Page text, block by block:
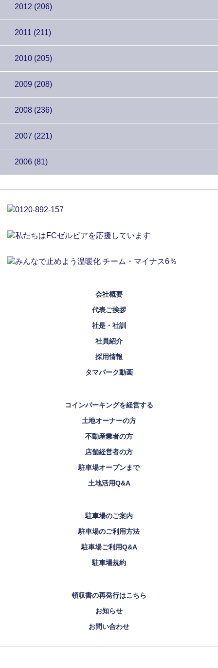
2012 (206)
2011 (211)
2010 (205)
2009 (208)
2008 (236)
2007 (221)
2006 (81)
会社概要
代表ご挨拶
社是・社訓
社員紹介
採用情報
タマパーク動画
コインパーキングを経営する
土地オーナーの方
不動産業者の方
店舗経営者の方
駐車場オープンまで
土地活用Q&A
駐車場のご案内
駐車場のご利用方法
駐車場ご利用Q&A
駐車場規約
領収書の再発行はこちら
お知らせ
お問い合わせ